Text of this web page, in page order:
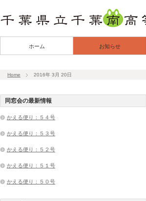
ホーム お知らせ
Home 2016年 3月 20日
同窓会の最新情報
かえる便り：５４号
かえる便り：５３号
かえる便り：５２号
かえる便り：５１号
かえる便り：５０号